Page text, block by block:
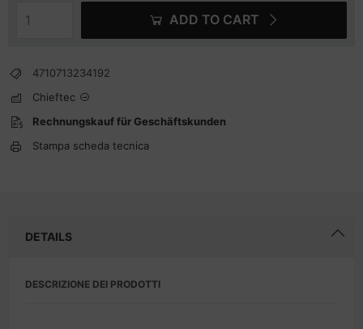
ADD TO CART
4710713234192
Chieftec
Rechnungskauf für Geschäftskunden
Stampa scheda tecnica
DETAILS
DESCRIZIONE DEI PRODOTTI